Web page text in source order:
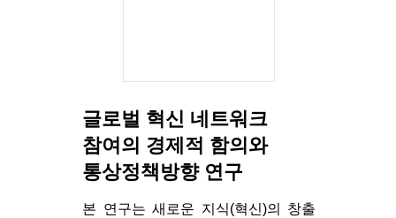
글로벌 혁신 네트워크
참여의 경제적 함의와
통상정책방향 연구
본 연구는 새로운 지식(혁신)의 창출